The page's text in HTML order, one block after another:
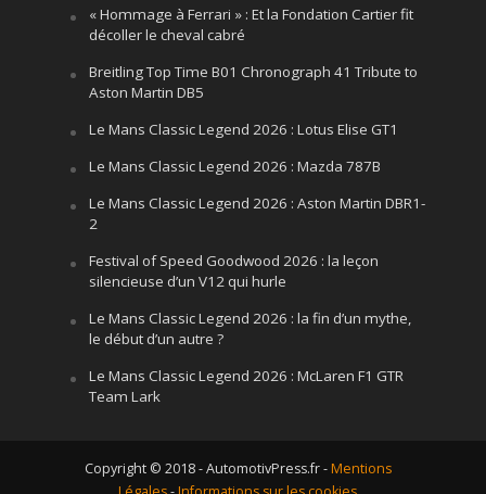
« Hommage à Ferrari » : Et la Fondation Cartier fit
décoller le cheval cabré
Breitling Top Time B01 Chronograph 41 Tribute to
Aston Martin DB5
Le Mans Classic Legend 2026 : Lotus Elise GT1
Le Mans Classic Legend 2026 : Mazda 787B
Le Mans Classic Legend 2026 : Aston Martin DBR1-
2
Festival of Speed Goodwood 2026 : la leçon
silencieuse d’un V12 qui hurle
Le Mans Classic Legend 2026 : la fin d’un mythe,
le début d’un autre ?
Le Mans Classic Legend 2026 : McLaren F1 GTR
Team Lark
Copyright © 2018 - AutomotivPress.fr -Mentions